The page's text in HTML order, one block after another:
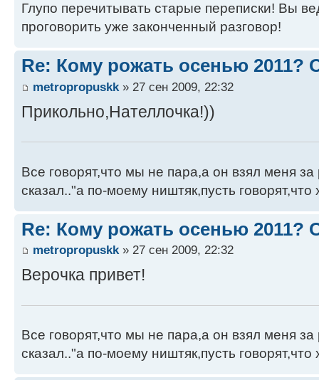
Глупо перечитывать старые переписки! Вы
проговорить уже законченный разговор!
Re: Кому рожать осенью 2011?
metropropuskk » 27 сен 2009, 22:32
Прикольно,Нателлочка!))
Все говорят,что мы не пара,а он взял меня за
сказал.."а по-моему ништяк,пусть говорят,что
Re: Кому рожать осенью 2011?
metropropuskk» 27 сен 2009, 22:32
Верочка привет!
Все говорят,что мы не пара,а он взял меня за
сказал.."а по-моему ништяк,пусть говорят,что